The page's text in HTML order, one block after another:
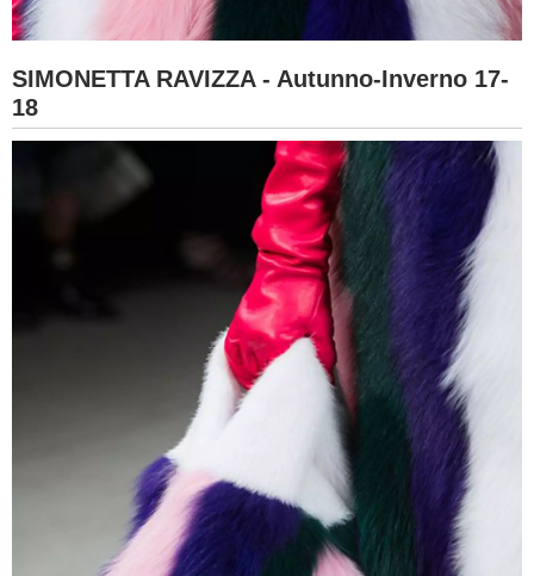
SIMONETTA RAVIZZA - Autunno-Inverno 17-
18